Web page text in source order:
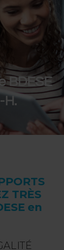
BDESE
H.
TRÈS
en